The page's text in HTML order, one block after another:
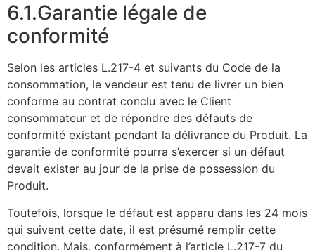
6.1.Garantie légale de
conformité
Selon les articles L.217-4 et suivants du Code de la
consommation, le vendeur est tenu de livrer un bien
conforme au contrat conclu avec le Client
consommateur et de répondre des défauts de
conformité existant pendant la délivrance du Produit. La
garantie de conformité pourra s’exercer si un défaut
devait exister au jour de la prise de possession du
Produit.
Toutefois, lorsque le défaut est apparu dans les 24 mois
qui suivent cette date, il est présumé remplir cette
condition. Mais, conformément à l’article L.217-7 du